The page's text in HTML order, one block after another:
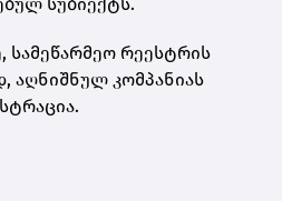
სამეწარმეო რეესტრის
აღნიშნულ კომპანიას